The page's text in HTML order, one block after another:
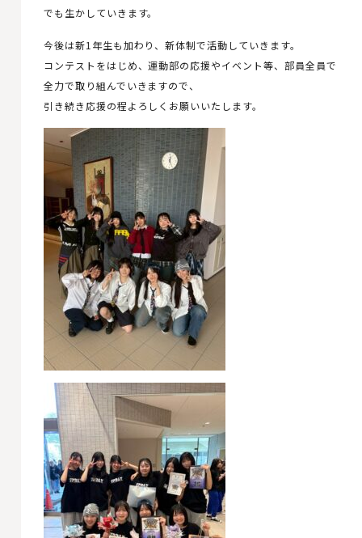
でも生かしていきます。
今後は新1年生も加わり、新体制で活動していきます。
コンテストをはじめ、運動部の応援やイベント等、部員全員で
全力で取り組んでいきますので、
引き続き応援の程よろしくお願いいたします。